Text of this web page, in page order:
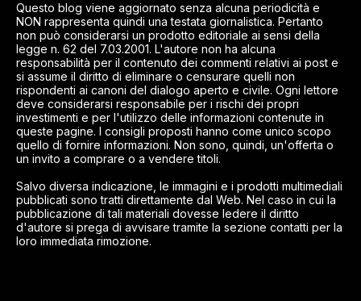
Questo blog viene aggiornato senza alcuna periodicità e
NON rappresenta quindi una testata giornalistica. Pertanto
non può considerarsi un prodotto editoriale ai sensi della
legge n. 62 del 7.03.2001. L'autore non ha alcuna
responsabilità per il contenuto dei commenti relativi ai post e
si assume il diritto di eliminare o censurare quelli non
rispondenti ai canoni del dialogo aperto e civile. Ogni lettore
deve considerarsi responsabile per i rischi dei propri
investimenti e per l'utilizzo delle informazioni contenute in
queste pagine. I consigli proposti hanno come unico scopo
quello di fornire informazioni. Non sono, quindi, un'offerta o
un invito a comprare o a vendere titoli.
Salvo diversa indicazione, le immagini e i prodotti multimediali
pubblicati sono tratti direttamente dal Web. Nel caso in cui la
pubblicazione di tali materiali dovesse ledere il diritto
d'autore si prega di avvisare tramite la sezione contatti per la
loro immediata rimozione.